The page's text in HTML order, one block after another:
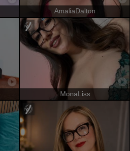
AmaliaDalton
MonaLiss